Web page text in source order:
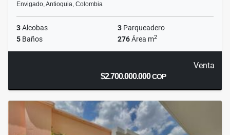
Envigado, Antioquia, Colombia
3Alcobas 3 Parqueadero
5 Baños 276Área m2
Venta
$2.700.000.000COP